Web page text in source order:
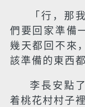
「行，那
們要回家準備
幾天都回不來
該準備的東西
李長安點
着桃花村村子